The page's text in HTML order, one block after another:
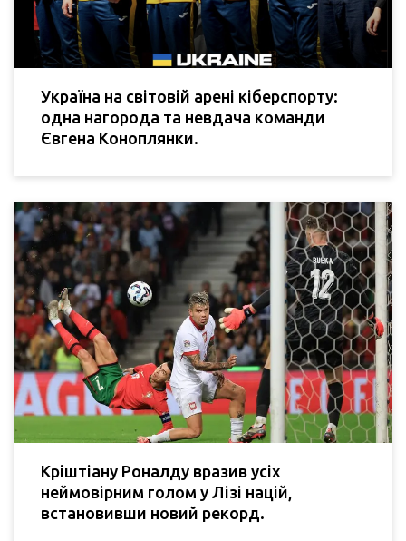
Україна на світовій арені кіберспорту:
одна нагорода та невдача команди
Євгена Коноплянки.
Кріштіану Роналду вразив усіх
неймовірним голом у Лізі націй,
встановивши новий рекорд.